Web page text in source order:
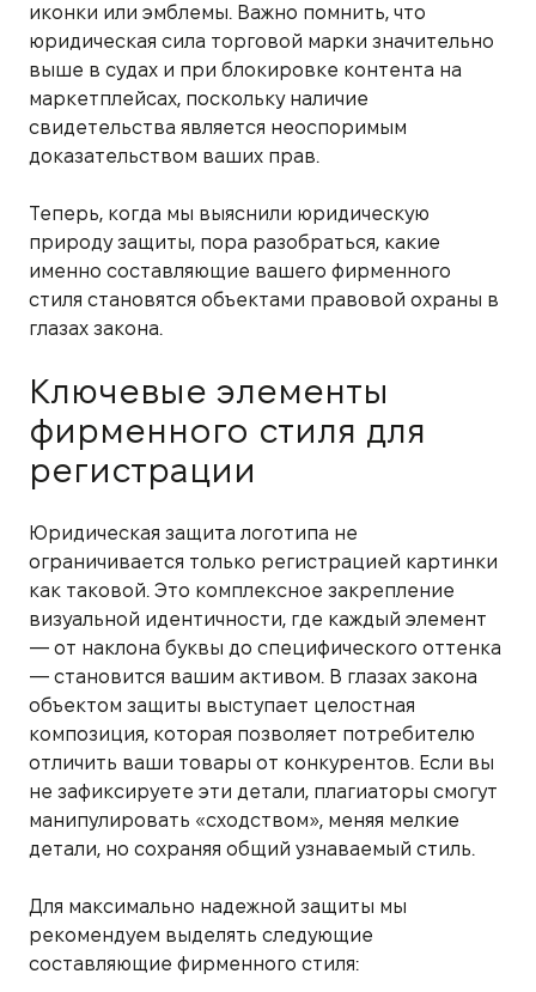
иконки или эмблемы. Важно помнить, что
юридическая сила торговой марки значительно
выше в судах и при блокировке контента на
маркетплейсах, поскольку наличие
свидетельства является неоспоримым
доказательством ваших прав.
Теперь, когда мы выяснили юридическую
природу защиты, пора разобраться, какие
именно составляющие вашего фирменного
стиля становятся объектами правовой охраны в
глазах закона.
Ключевые элементы
фирменного стиля для
регистрации
Юридическая защита логотипа не
ограничивается только регистрацией картинки
как таковой. Это комплексное закрепление
визуальной идентичности, где каждый элемент
— от наклона буквы до специфического оттенка
— становится вашим активом. В глазах закона
объектом защиты выступает целостная
композиция, которая позволяет потребителю
отличить ваши товары от конкурентов. Если вы
не зафиксируете эти детали, плагиаторы смогут
манипулировать «сходством», меняя мелкие
детали, но сохраняя общий узнаваемый стиль.
Для максимально надежной защиты мы
рекомендуем выделять следующие
составляющие фирменного стиля: